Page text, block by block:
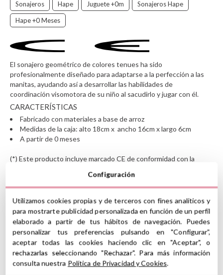
Sonajeros Hape Juguete +0m Sonajeros Hape
Hape +0 Meses
El sonajero geométrico de colores tenues ha sido
profesionalmente diseñado para adaptarse a la perfección a las
manitas, ayudando así a desarrollar las habilidades de
coordinación visomotora de su niño al sacudirlo y jugar con él.
CARACTERÍSTICAS
Fabricado con materiales a base de arroz
Medidas de la caja: alto 18cm x ancho 16cm x largo 6cm
A partir de 0 meses
(*) Este producto incluye marcado CE de conformidad con la
5 5
7
4
1
Configuración
Utilizamos cookies propias y de terceros con fines analíticos y
para mostrarte publicidad personalizada en función de un perfil
elaborado a partir de tus hábitos de navegación. Puedes
personalizar tus preferencias pulsando en "Configurar",
aceptar todas las cookies haciendo clic en "Aceptar", o
rechazarlas seleccionando "Rechazar". Para más información
consulta nuestra Política de Privacidad y Cookies.